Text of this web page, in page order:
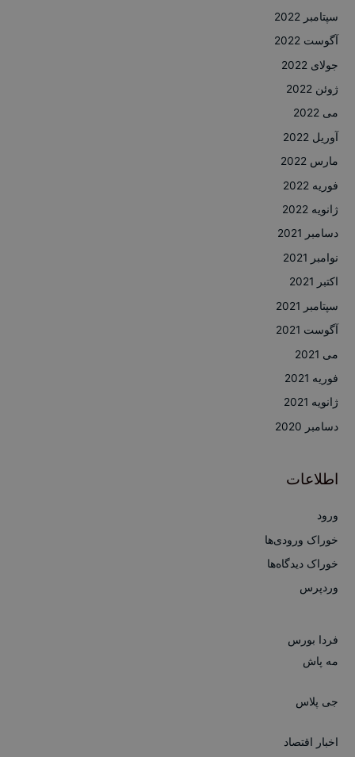
سپتامبر 2022
آگوست 2022
جولای 2022
ژوئن 2022
می 2022
آوریل 2022
مارس 2022
فوریه 2022
ژانویه 2022
دسامبر 2021
نوامبر 2021
اکتبر 2021
سپتامبر 2021
آگوست 2021
می 2021
فوریه 2021
ژانویه 2021
دسامبر 2020
اطلاعات
ورود
خوراک ورودی‌ها
خوراک دیدگاه‌ها
وردپرس
فردا بورس
مه پاش
جی پلاس
اخبار اقتصاد